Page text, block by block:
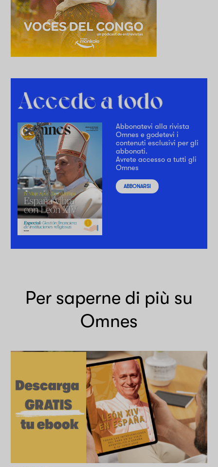
Abbonatevi alla rivista
Omnes e godetevi i
contenuti esclusivi per gli
abbonati.
Avrete accesso a tutti gli
Omnes
ABBONARSI
Per saperne di più su
Omnes